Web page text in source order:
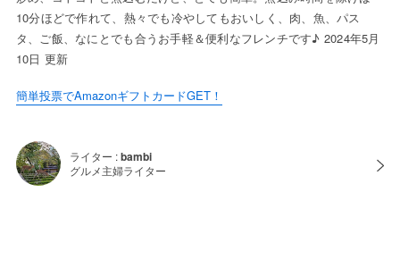
10分ほどで作れて、熱々でも冷やしてもおいしく、肉、魚、パス
タ、ご飯、なにとでも合うお手軽＆便利なフレンチです♪ 2024年5月
10日 更新
簡単投票でAmazonギフトカードGET！
ライター :bambi
グルメ主婦ライター